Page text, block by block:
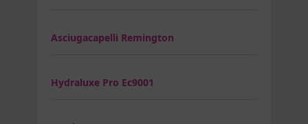
Asciugacapelli Remington
Hydraluxe Pro Ec9001